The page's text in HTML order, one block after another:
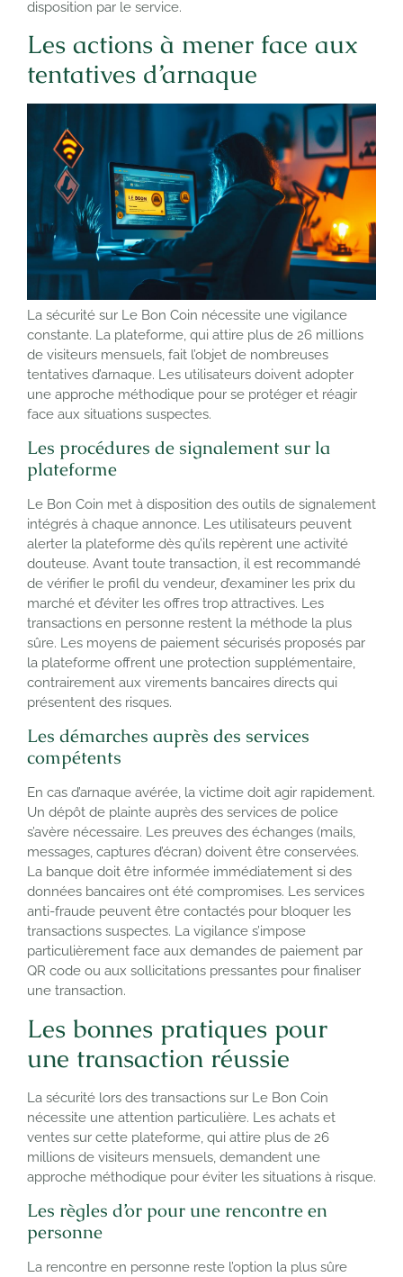
disposition par le service.
Les actions à mener face aux
tentatives d’arnaque
La sécurité sur Le Bon Coin nécessite une vigilance
constante. La plateforme, qui attire plus de 26 millions
de visiteurs mensuels, fait l’objet de nombreuses
tentatives d’arnaque. Les utilisateurs doivent adopter
une approche méthodique pour se protéger et réagir
face aux situations suspectes.
Les procédures de signalement sur la
plateforme
Le Bon Coin met à disposition des outils de signalement
intégrés à chaque annonce. Les utilisateurs peuvent
alerter la plateforme dès qu’ils repèrent une activité
douteuse. Avant toute transaction, il est recommandé
de vérifier le profil du vendeur, d’examiner les prix du
marché et d’éviter les offres trop attractives. Les
transactions en personne restent la méthode la plus
sûre. Les moyens de paiement sécurisés proposés par
la plateforme offrent une protection supplémentaire,
contrairement aux virements bancaires directs qui
présentent des risques.
Les démarches auprès des services
compétents
En cas d’arnaque avérée, la victime doit agir rapidement.
Un dépôt de plainte auprès des services de police
s’avère nécessaire. Les preuves des échanges (mails,
messages, captures d’écran) doivent être conservées.
La banque doit être informée immédiatement si des
données bancaires ont été compromises. Les services
anti-fraude peuvent être contactés pour bloquer les
transactions suspectes. La vigilance s’impose
particulièrement face aux demandes de paiement par
QR code ou aux sollicitations pressantes pour finaliser
une transaction.
Les bonnes pratiques pour
une transaction réussie
La sécurité lors des transactions sur Le Bon Coin
nécessite une attention particulière. Les achats et
ventes sur cette plateforme, qui attire plus de 26
millions de visiteurs mensuels, demandent une
approche méthodique pour éviter les situations à risque.
Les règles d’or pour une rencontre en
personne
La rencontre en personne reste l’option la plus sûre